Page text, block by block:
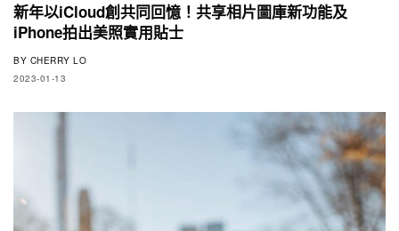
新年以iCloud創共同回憶！共享相片圖庫新功能及
iPhone拍出美照實用貼士
BY CHERRY LO
2023-01-13